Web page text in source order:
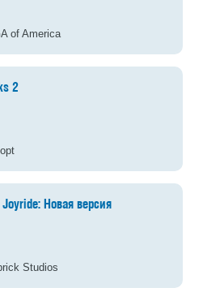
of America
2
Новая версия
Studios